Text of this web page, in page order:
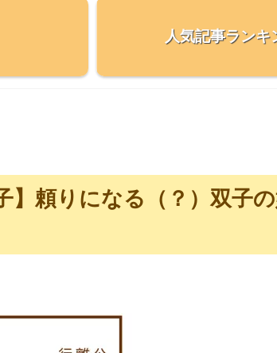
人気記事ランキ
】頼りになる（？）双子